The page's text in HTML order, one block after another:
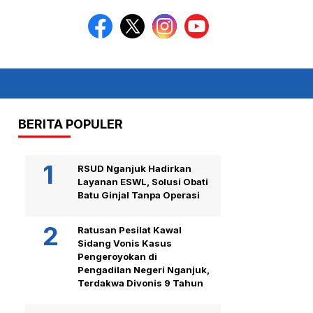
BERITA POPULER
RSUD Nganjuk Hadirkan
Layanan ESWL, Solusi Obati
Batu Ginjal Tanpa Operasi
Ratusan Pesilat Kawal
Sidang Vonis Kasus
Pengeroyokan di
Pengadilan Negeri Nganjuk,
Terdakwa Divonis 9 Tahun